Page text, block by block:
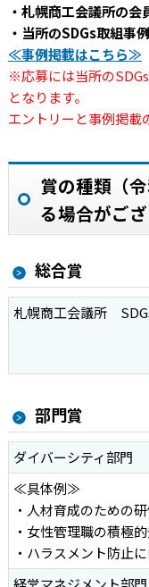
・札幌商工会議所の
・当所のSDGs取組事
≪事例掲載はこちら≫
※応募には当所の
となります。
エントリーと事例掲載
賞の種類（
る場合がござ
総合賞
札幌商工会議所
部門賞
ダイバーシティ部門
≪具体例≫
・人材育成のための
・女性管理職の積極
・ハラスメント防止